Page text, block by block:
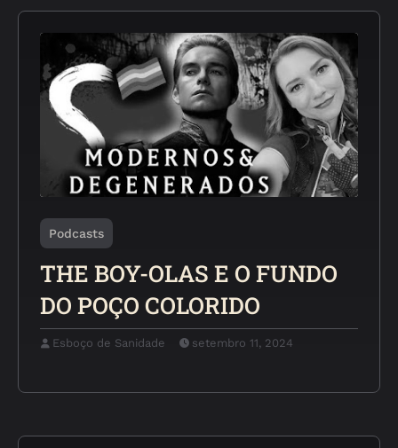
Podcasts
THE BOY-OLAS E O FUNDO
DO POÇO COLORIDO
Esboço de Sanidade setembro 11, 2024